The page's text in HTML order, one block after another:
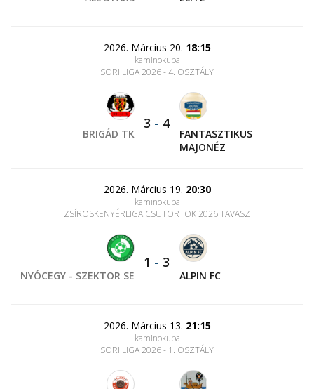
2026. Március 20. 18:15
kaminokupa
SORI LIGA 2026 - 4. OSZTÁLY
BRIGÁD TK
3 - 4
FANTASZTIKUS
MAJONÉZ
2026. Március 19. 20:30
kaminokupa
ZSÍROSKENYÉRLIGA CSÜTÖRTÖK 2026 TAVASZ
NYÓCEGY - SZEKTOR SE
1 - 3
ALPIN FC
2026. Március 13. 21:15
kaminokupa
SORI LIGA 2026 - 1. OSZTÁLY